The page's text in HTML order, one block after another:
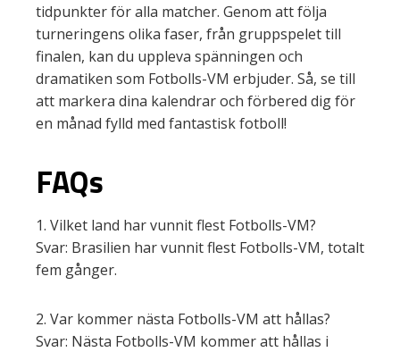
tidpunkter för alla matcher. Genom att följa
turneringens olika faser, från gruppspelet till
finalen, kan du uppleva spänningen och
dramatiken som Fotbolls-VM erbjuder. Så, se till
att markera dina kalendrar och förbered dig för
en månad fylld med fantastisk fotboll!
FAQs
1. Vilket land har vunnit flest Fotbolls-VM?
Svar: Brasilien har vunnit flest Fotbolls-VM, totalt
fem gånger.
2. Var kommer nästa Fotbolls-VM att hållas?
Svar: Nästa Fotbolls-VM kommer att hållas i